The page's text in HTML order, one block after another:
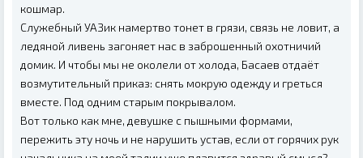
кошмар.
Служебный УАЗик намертво тонет в грязи, связь не ловит, а
ледяной ливень загоняет нас в заброшенный охотничий
домик. И чтобы мы не околели от холода, Басаев отдаёт
возмутительный приказ: снять мокрую одежду и греться
вместе. Под одним старым покрывалом.
Вот только как мне, девушке с пышными формами,
пережить эту ночь и не нарушить устав, если от горячих рук